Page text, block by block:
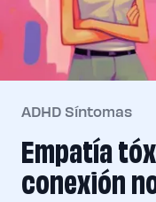
ADHD Síntomas
Empatía
conexión